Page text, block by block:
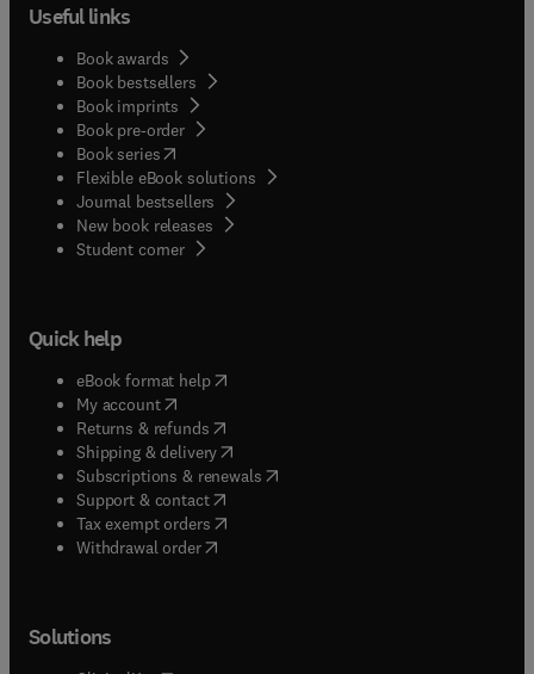
Useful links
Book awards
Book bestsellers
Book imprints
Book pre-order
Book series(opens in new tab/window
Flexible eBook solutions
Journal bestsellers
New book releases
Student corner( opens in new tab/window
Quick help
eBook format help( opens in new tab/window
My account( opens in new tab/window
Returns & refunds( opens in new tab/window
Shipping & delivery(opens in new tab/window
Subscriptions & renewals( opens in new tab/window
Support & contact( opens in new tab/window
Tax exempt orders( opens in new tab/window
Withdrawal order
Solutions